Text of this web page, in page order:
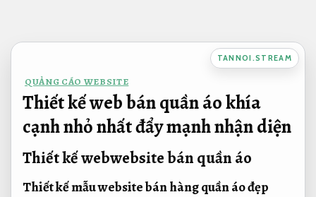
nội
TANNOI.STREAM
QUẢNG CÁO WEBSITE
Thiết kế web bán quần áo khía
cạnh nhỏ nhất đẩy mạnh nhận diện
Thiết kế webwebsite bán quần áo
Thiết kế mẫu website bán hàng quần áo đẹp